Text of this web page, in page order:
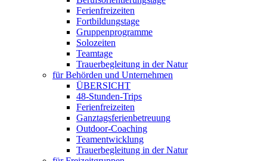
Ferienfreizeiten
Fortbildungstage
Gruppenprogramme
Solozeiten
Teamtage
Trauerbegleitung in der Natur
für Behörden und Unternehmen
ÜBERSICHT
48-Stunden-Trips
Ferienfreizeiten
Ganztagsferienbetreuung
Outdoor-Coaching
Teamentwicklung
Trauerbegleitung in der Natur